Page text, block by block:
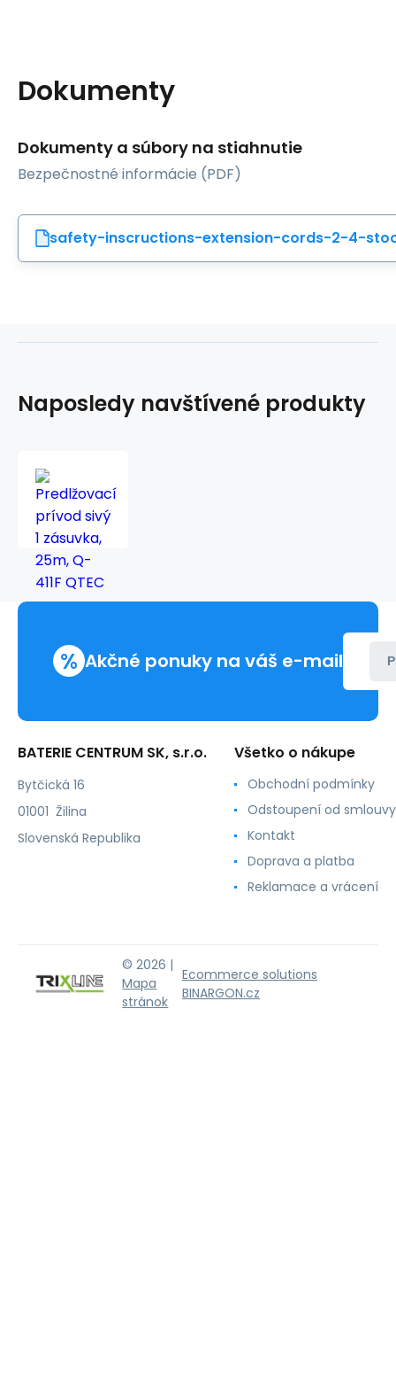
Dokumenty
Dokumenty a súbory na stiahnutie
Bezpečnostné informácie (PDF)
safety-inscructions-extension-cords-2-4-
Naposledy navštívené produkty
prívod
411F
% Akčné ponuky na váš e-mail
BATERIE CENTRUM SK, s.r.o.
Bytčická 16
01001 Žilina
Slovenská Republika
Všetko o nákupe
Obchodní podmínky
Odstoupení od smlouvy
Kontakt
Doprava a platba
Reklamace a vrácení
© 2026 |
Mapa
stránok
Ecommerce solutions
BINARGON.cz